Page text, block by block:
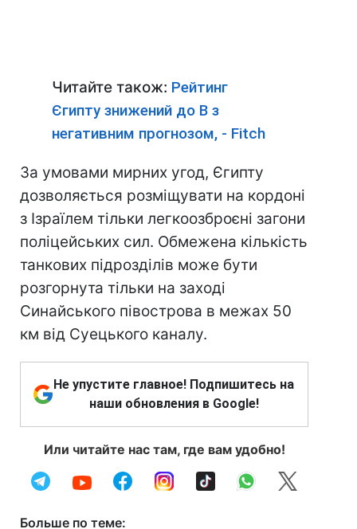
Читайте також: Рейтинг
Єгипту знижений до B з
негативним прогнозом, - Fitch
За умовами мирних угод, Єгипту
дозволяється розміщувати на кордоні
з Ізраїлем тільки легкоозброєні загони
поліцейських сил. Обмежена кількість
танкових підрозділів може бути
розгорнута тільки на заході
Синайського півострова в межах 50
км від Суецького каналу.
Не упустите главное! Подпишитесь на
наши обновления в Google!
Или читайте нас там, где вам удобно!
Больше по теме: